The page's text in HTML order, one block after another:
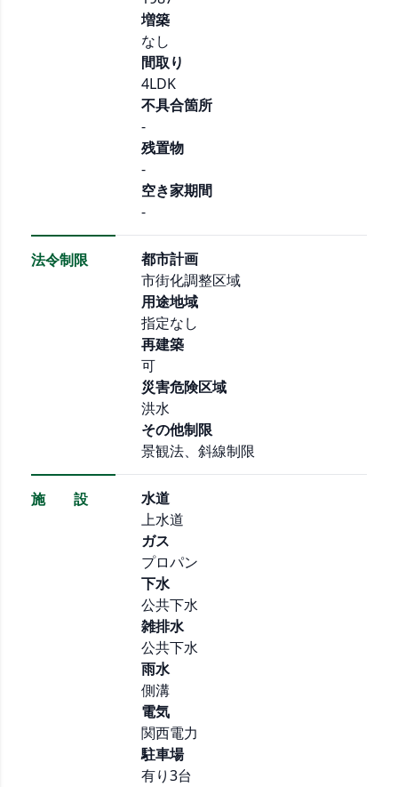
増築
なし
間取り
4LDK
不具合箇所
-
残置物
-
空き家期間
-
法令制限
都市計画
市街化調整区域
用途地域
指定なし
再建築
可
災害危険区域
洪水
その他制限
景観法、斜線制限
施 設
水道
上水道
ガス
プロパン
下水
公共下水
雑排水
公共下水
雨水
側溝
電気
関西電力
駐車場
有り3台